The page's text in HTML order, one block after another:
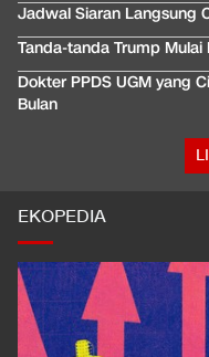
Jadwal Siaran Langsung
Tanda-tanda Trump
Dokter PPDS UGM yang
Bulan
EKOPEDIA